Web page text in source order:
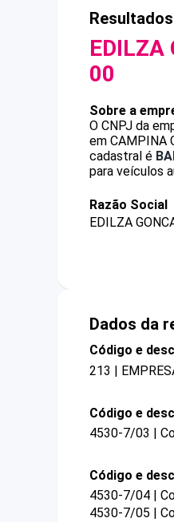
EDILZA
00
Sobre a
O CNPJ da
em CAMPINA
cadastral é
para veículos
Razão Social
EDILZA
Dados da
Código e
213 |
Código e
4530-7/03 |
Código e
4530-7/04 |
4530-7/05 |